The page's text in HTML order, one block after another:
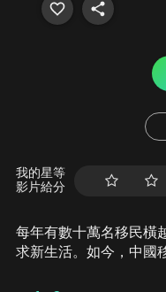
我的星等
影片給分
每年有數十萬名移民橫
求新生活。如今，中國